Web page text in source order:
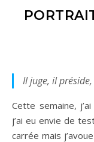
Il juge, il
Cette semaine, j’ai travaillé mes portraits de kiminous et
j’ai eu envie de
carrée mais